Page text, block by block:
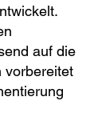
auf die
vorbereitet